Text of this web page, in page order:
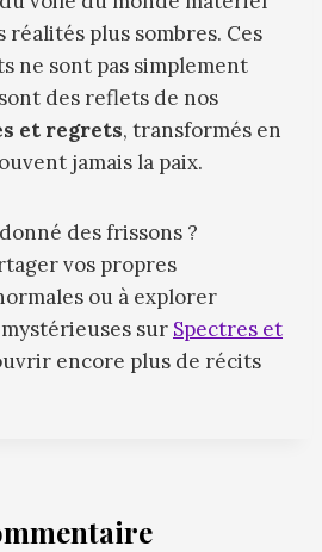
plus sombres. Ces
ne sont pas simplement
des reflets de nos
et regrets, transformés en
jamais la paix.
des frissons ?
vos propres
ou à explorer
sur Spectres et
encore plus de récits